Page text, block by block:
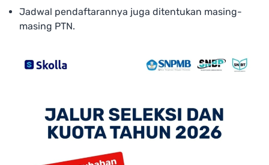
Jadwal pendaftarannya juga ditentukan masing-
masing PTN.